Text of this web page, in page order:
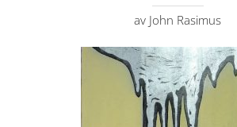
av John Rasimus